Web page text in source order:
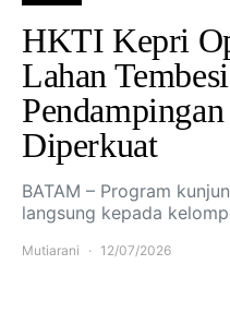
HKTI Kepri
Lahan
Diperkuat
BATAM – Program
langsung kepada
Mutiarani 12/07/2026